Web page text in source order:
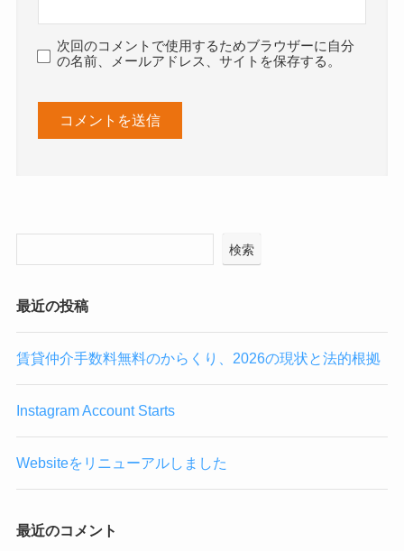
次回のコメントで使用するためブラウザーに自分
の名前、メールアドレス、サイトを保存する。
検索
最近の投稿
賃貸仲介手数料無料のからくり、2026の現状と法的根拠
Instagram Account Starts
Websiteをリニューアルしました
最近のコメント